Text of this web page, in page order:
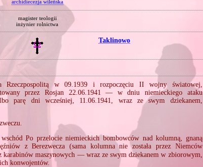
archidiecezja wileńska
magister teologii
inżynier rolnictwa
Taklinowo
w 09.1939 i rozpoczęciu II wojny światowej,
przez Rosjan 22.06.1941 — w dniu niemieckiego ataku
parę dni wcześniej, 11.06.1941, wraz ze swym dziekanem,
Po przelocie niemieckich bombowców nad kolumną, gnaną
z Berezwecza (sama kolumna nie została przez Niemców
maszynowych — wraz ze swym dziekanem w zbiorowym,
konwojentów.